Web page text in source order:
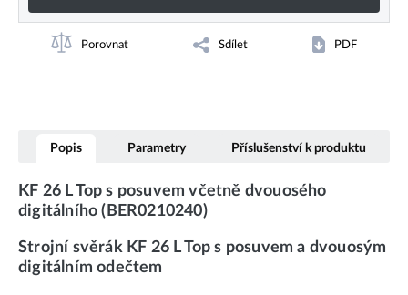
Porovnat Sdílet PDF
Popis Parametry Příslušenství k produktu
KF 26 L Top s posuvem včetně dvouosého
digitálního (BER0210240)
Strojní svěrák KF 26 L Top s posuvem a dvouosým
digitálním odečtem